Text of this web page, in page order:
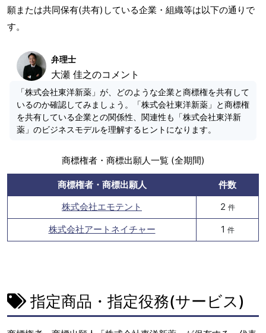
願または共同保有(共有)している企業・組織等は以下の通りで
す。
弁理士
大瀬 佳之のコメント
「株式会社東洋新薬」が、どのような企業と商標権を共有して
いるのか確認してみましょう。「株式会社東洋新薬」と商標権
を共有している企業との関係性、関連性も「株式会社東洋新
薬」のビジネスモデルを理解するヒントになります。
商標権者・商標出願人一覧 (全期間)
商標権者・商標出願人
件数
株式会社エモテント
2 件
株式会社アートネイチャー 1 件
指定商品・指定役務(サービス)